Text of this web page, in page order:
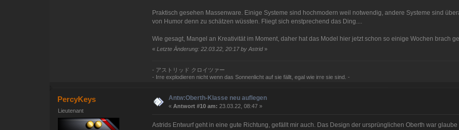
Praktisch gesehen Massenware. Einige Systeme sind hochmodern weil notwendig, andere Systeme sind
von Humor denn zu schätzen wüssten. Fliegt sich enstprechend das Ding....
Wie gesagt, Mangel an Kreativität im Moment, daher hat das Model hier jetzt schon so einige Wochen brach
«Letzte Änderung: 22.03.22, 20:17 by Astrid»
- アストリッド クロイツァー
- Irre explodieren nicht wenn das Sonnenlicht auf sie fällt, egal wie irre sie sind. -
PercyKeys
Lieutenant
Antw:Oberth-Klasse neu auflegen
« Antwort #10 am: 23.03.22, 08:47 »
Astrids Entwurf geht in eine gute Richtung, gefällt mir auch. Das Design der ursprünglichen Oberth war